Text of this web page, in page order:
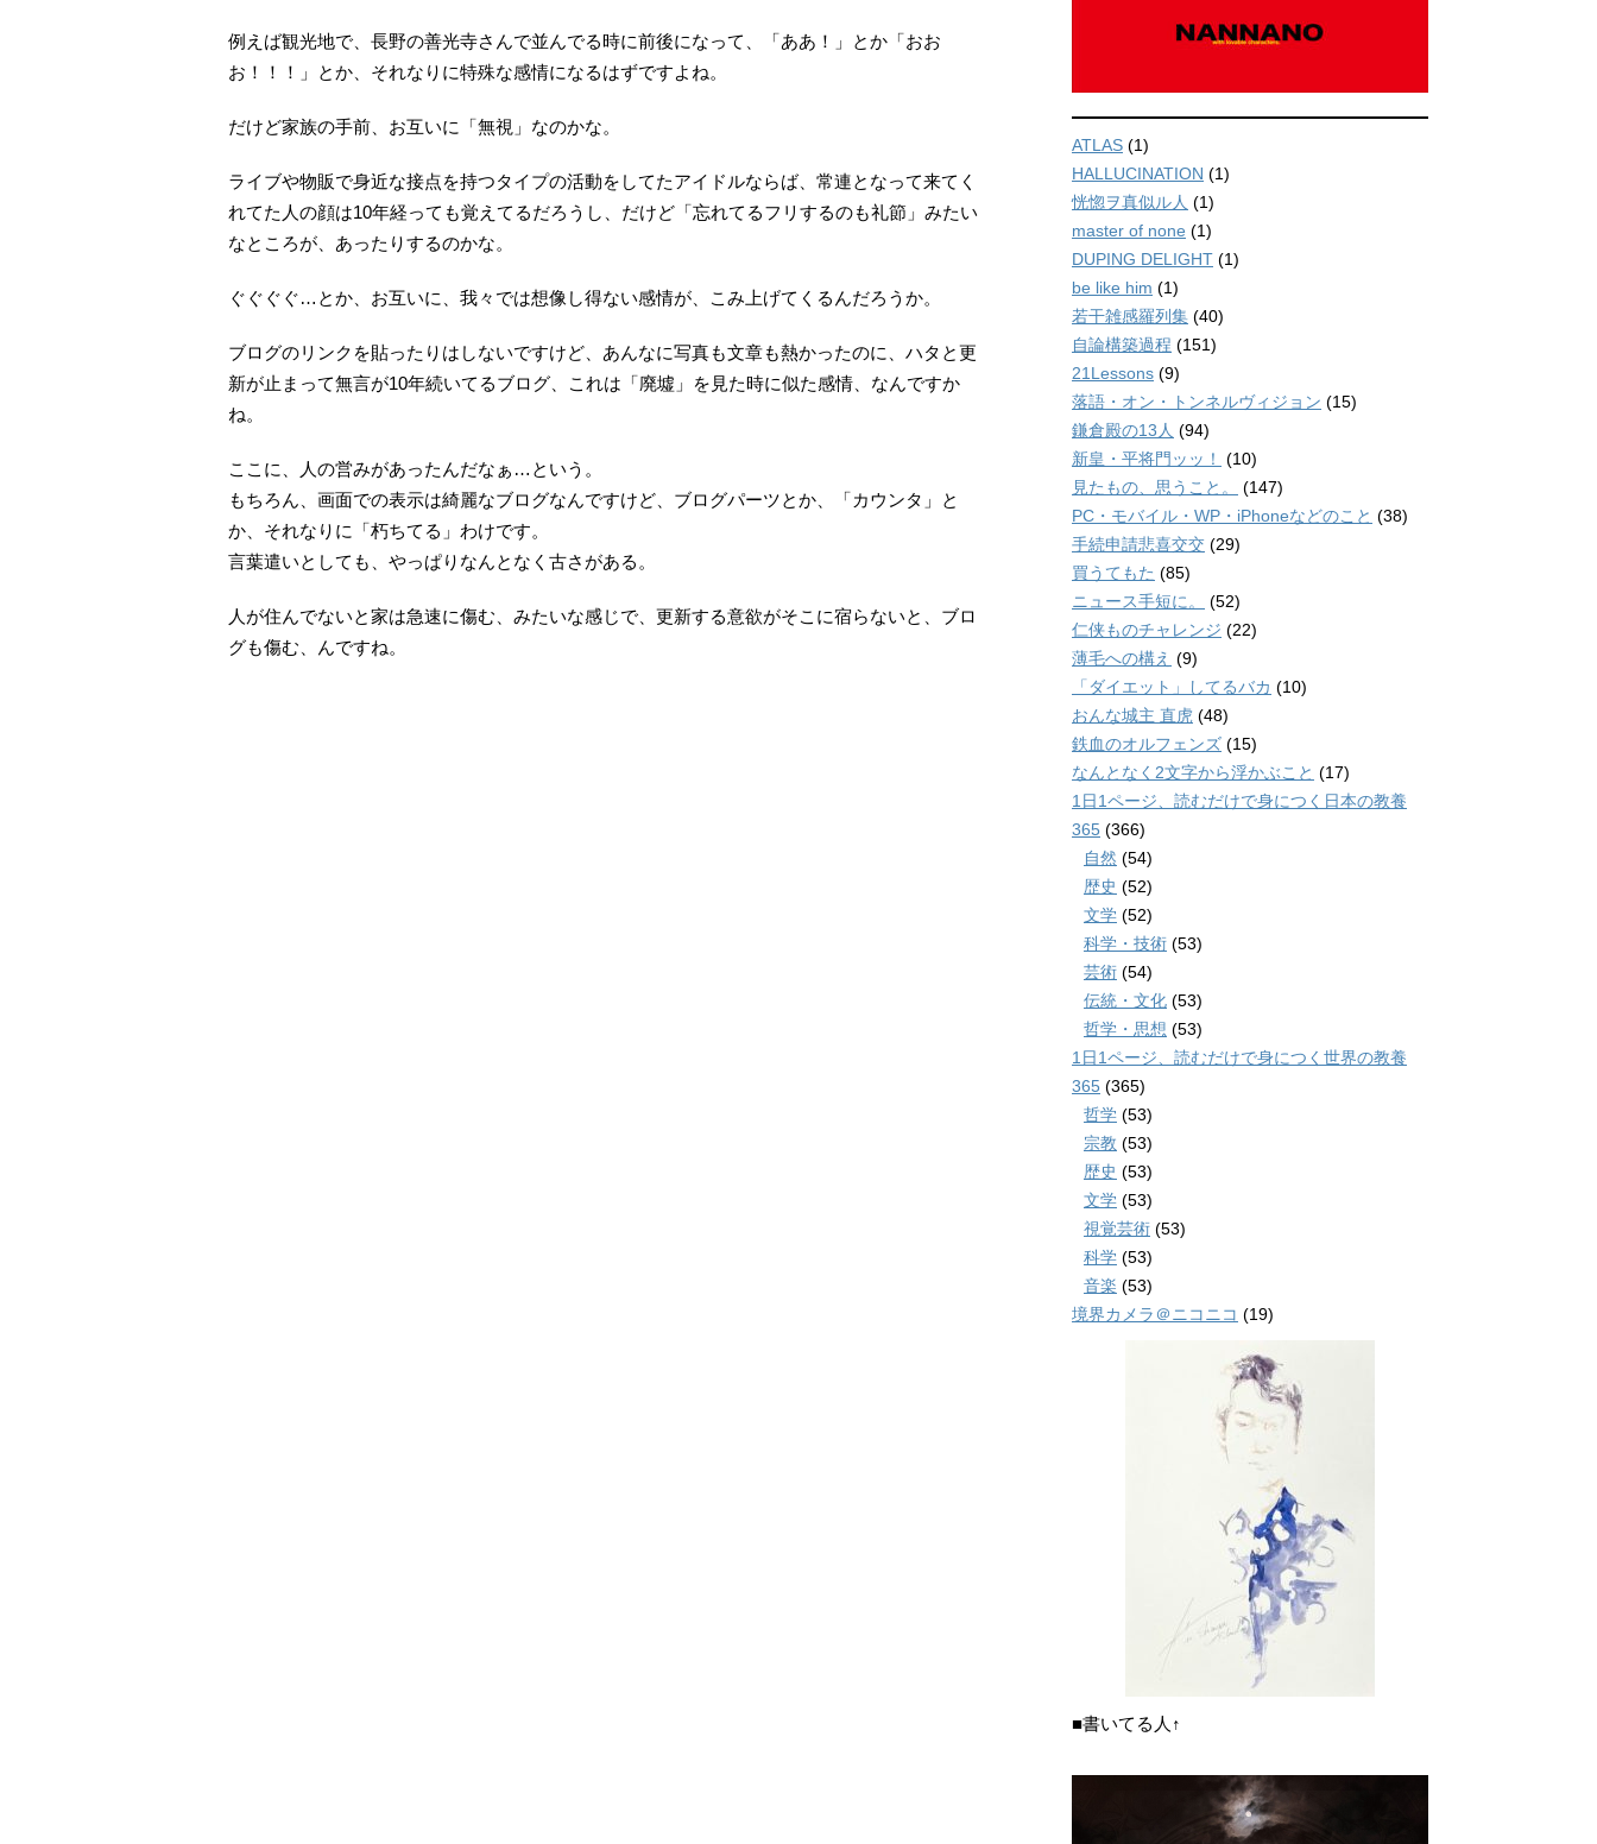
例えば観光地で、長野の善光寺さんで並んでる時に前後になって、「ああ！」とか「おお
お！！！」とか、それなりに特殊な感情になるはずですよね。
だけど家族の手前、お互いに「無視」なのかな。
ライブや物販で身近な接点を持つタイプの活動をしてたアイドルならば、常連となって来てく
れてた人の顔は10年経っても覚えてるだろうし、だけど「忘れてるフリするのも礼節」みたい
なところが、あったりするのかな。
ぐぐぐぐ…とか、お互いに、我々では想像し得ない感情が、こみ上げてくるんだろうか。
ブログのリンクを貼ったりはしないですけど、あんなに写真も文章も熱かったのに、ハタと更
新が止まって無言が10年続いてるブログ、これは「廃墟」を見た時に似た感情、なんですか
ね。
ここに、人の営みがあったんだなぁ…という。
もちろん、画面での表示は綺麗なブログなんですけど、ブログパーツとか、「カウンタ」と
か、それなりに「朽ちてる」わけです。
言葉遣いとしても、やっぱりなんとなく古さがある。
人が住んでないと家は急速に傷む、みたいな感じで、更新する意欲がそこに宿らないと、ブロ
グも傷む、んですね。
ATLAS (1)
HALLUCINATION (1)
恍惚ヲ真似ル人 (1)
master of none (1)
DUPING DELIGHT (1)
be like him (1)
若干雑感羅列集 (40)
自論構築過程 (151)
21Lessons (9)
落語・オン・トンネルヴィジョン (15)
鎌倉殿の13人 (94)
新皇・平将門ッッ！
(10)
見たもの、思うこと。
(147)
PC・モバイル・WP・iPhoneなどのこと (38)
手続申請悲喜交交 (29)
買うてもた (85)
ニュース手短に。
(52)
仁侠ものチャレンジ (22)
薄毛への構え (9)
「ダイエット」してるバカ (10)
おんな城主 直虎 (48)
鉄血のオルフェンズ (15)
なんとなく2文字から浮かぶこと (17)
1日1ページ、読むだけで身につく日本の教養
365 (366)
自然 (54)
歴史 (52)
文学 (52)
科学・技術 (53)
芸術 (54)
伝統・文化 (53)
哲学・思想 (53)
1日1ページ、読むだけで身につく世界の教養
365 (365)
哲学 (53)
宗教 (53)
歴史 (53)
文学 (53)
視覚芸術 (53)
科学 (53)
音楽 (53)
境界カメラ＠ニコニコ (19)
■書いてる人↑